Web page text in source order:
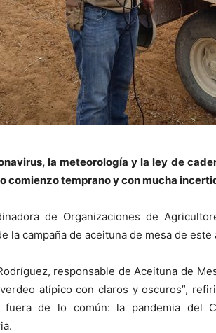
la meteorología y la ley de
comienzo temprano y con mucha
de Organizaciones de
la campaña de aceituna de mesa de
responsable de Aceituna de
atípico con claros y oscuros”,
fuera de lo común: la pandemia del